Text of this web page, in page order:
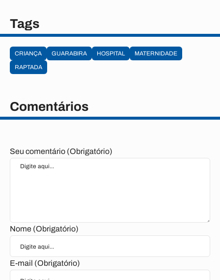
Tags
CRIANÇA GUARABIRA HOSPITAL
MATERNIDADE
RAPTADA
Comentários
Seu comentário (Obrigatório)
Nome (Obrigatório)
E-mail (Obrigatório)